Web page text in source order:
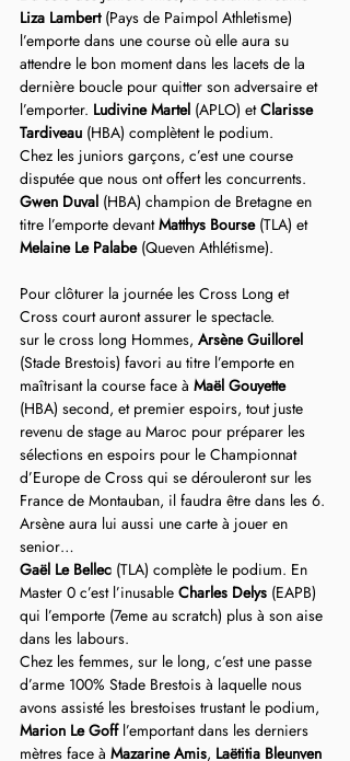
Liza Lambert (Pays de Paimpol Athletisme)
l’emporte dans une course où elle aura su
attendre le bon moment dans les lacets de la
dernière boucle pour quitter son adversaire et
l’emporter. Ludivine Martel (APLO) et Clarisse
Tardiveau (HBA) complètent le podium.
Chez les juniors garçons, c’est une course
disputée que nous ont offert les concurrents.
Gwen Duval (HBA) champion de Bretagne en
titre l’emporte devant Matthys Bourse (TLA) et
Melaine Le Palabe (Queven Athlétisme).
Pour clôturer la journée les Cross Long et
Cross court auront assurer le spectacle.
sur le cross long Hommes, Arsène Guillorel
(Stade Brestois) favori au titre l’emporte en
maîtrisant la course face à Maël Gouyette
(HBA) second, et premier espoirs, tout juste
revenu de stage au Maroc pour préparer les
sélections en espoirs pour le Championnat
d’Europe de Cross qui se dérouleront sur les
France de Montauban, il faudra être dans les 6.
Arsène aura lui aussi une carte à jouer en
senior…
Gaël Le Bellec (TLA) complète le podium. En
Master 0 c’est l’inusable Charles Delys (EAPB)
qui l’emporte (7eme au scratch) plus à son aise
dans les labours.
Chez les femmes, sur le long, c’est une passe
d’arme 100% Stade Brestois à laquelle nous
avons assisté les brestoises trustant le podium,
Marion Le Goff l’emportant dans les derniers
mètres face à Mazarine Amis, Laëtitia Bleunven